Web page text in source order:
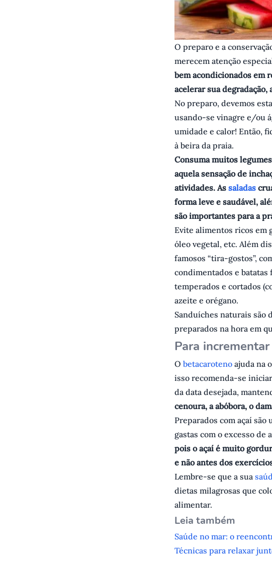
O preparo e a
merecem atenção
bem acondicionados em
acelerar sua
No preparo, devemos
usando-se vinagre e/ou
umidade e calor! Então,
à beira da praia.
Consuma muitos
aquela sensação de
atividades. As saladas
forma leve e saudável,
são importantes para a
Evite alimentos ricos em
óleo vegetal, etc. Além
famosos “tira-gostos”,
condimentados e
temperados e cortados
azeite e orégano.
Sanduíches naturais são
preparados na hora em
Para
O betacaroteno ajuda na
isso recomenda-se
da data desejada,
cenoura, a abóbora, o
Preparados com açaí
gastas com o excesso de
pois o açaí é muito
e não antes dos
Lembre-se que a sua
dietas milagrosas que
alimentar.
L eia também
Saúde no mar: o
Técnicas para relaxar